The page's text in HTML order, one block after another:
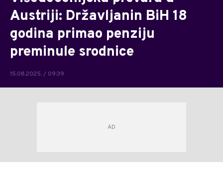
Austriji: Državljanin BiH 18
godina primao penziju
preminule srodnice
15.08.2025. / 09:39